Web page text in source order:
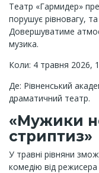
Театр «Гармидер»
порушує рівновагу,
Довершуватиме
музика.
Коли: 4 травня 2026,
Де: Рівненський
драматичний театр.
«Мужики
стриптиз»
У травні рівняни
комедію від